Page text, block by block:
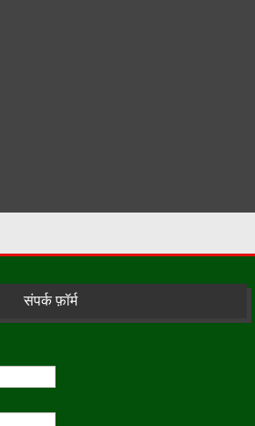
संपर्क फ़ॉर्म